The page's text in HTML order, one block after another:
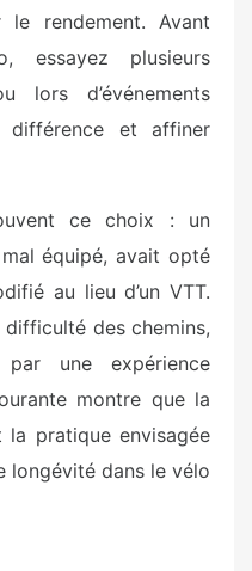
le rendement. Avant
essayez plusieurs
lors d’événements
différence et affiner
ce choix : un
équipé, avait opté
au lieu d’un VTT.
des chemins,
une expérience
montre que la
la pratique envisagée
longévité dans le vélo